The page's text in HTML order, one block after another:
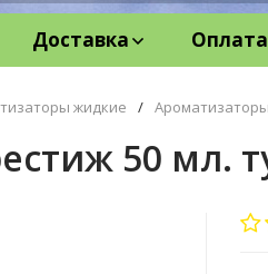
Доставка Оплата
жидкие /
50 мл.